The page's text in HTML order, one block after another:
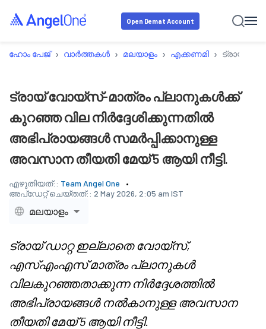
Open Demat Account
ഹോം പേജ് › വാർത്തകൾ › മലയാളം › എക്കണമി › ട്രായ്
ട്രായ് വോയ്സ്-മാത്രം പ്ലാനുകൾക്ക്
കുറഞ്ഞ വില നിർദ്ദേശിക്കുന്നതിൽ
അഭിപ്രായങ്ങൾ സമർപ്പിക്കാനുള്ള
അവസാന തീയതി മേയ് 5 ആയി നീട്ടി.
എഴുതിയത്:: Team Angel One
അപ്‌ഡേറ്റ് ചെയ്തത്:: 2 May 2026, 2:05 am IST
മലയാളം
ട്രായ് ഡാറ്റ ഇല്ലാതെ വോയ്സ്,
എസ്‌എം‌എസ് മാത്രം പ്ലാനുകൾ
വിലകുറഞ്ഞതാക്കുന്ന നിർദ്ദേശത്തിൽ
അഭിപ്രായങ്ങൾ നൽകാനുള്ള അവസാന
തീയതി മേയ് 5 ആയി നീട്ടി.